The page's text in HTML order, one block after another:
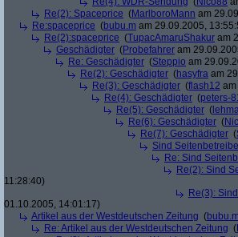
Re(2): Spaceprice (MarlboroMann am
Re:spaceprice (bubu.m am 29.09.2005,
Re(2):spaceprice (TupacAmaruShakur am
Geschädigter (Probefahrer am
Re: Geschädigter (Steppio am
Re(2): Geschädigter (hasyfra am
Re(3): Geschädigter (flash12
Re(4): Geschädigter (peters-
Re(5): Geschädigter (
Re(6): Geschädigter (
Re(7): Geschädigter (
Sind
Re: Sind
Re(2): Sind
11:28:40)
Re(3):
01.10.2005, 14:01:17)
Artikel aus der Westdeutschen Zeitung (bubu.m
Re: Artikel aus der Westdeutschen Zeitung (